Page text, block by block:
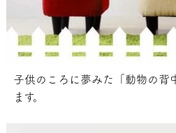
子供のころに夢みた「動物の背
ます。